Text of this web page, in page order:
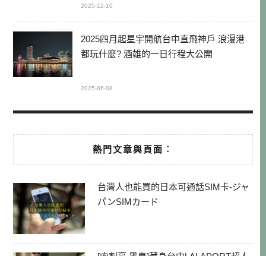
2025-12-10
2025四月起星宇開航台中直飛神戶 浪漫港
都玩什麼? 酒雄的一日行程大公開
2025-06-08
熱門文章與頁面︰
台灣人也能買的日本可通話SIM卡-ジャ
パンSIMカード